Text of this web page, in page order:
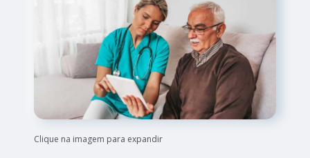
Clique na imagem para expandir